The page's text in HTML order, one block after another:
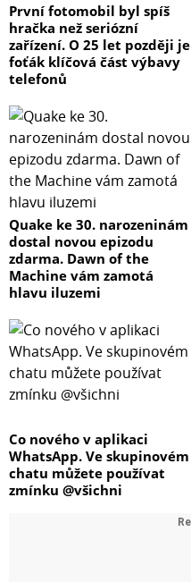
První fotomobil byl spíš
hračka než seriózní
zařízení. O 25 let později je
foťák klíčová část výbavy
telefonů
Quake ke 30. narozeninám
dostal novou epizodu
zdarma. Dawn of the
Machine vám zamotá
hlavu iluzemi
Co nového v aplikaci
WhatsApp. Ve skupinovém
chatu můžete používat
zmínku @všichni